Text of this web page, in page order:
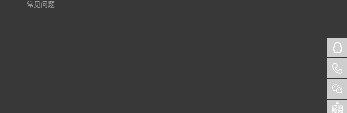
常见问题
返回